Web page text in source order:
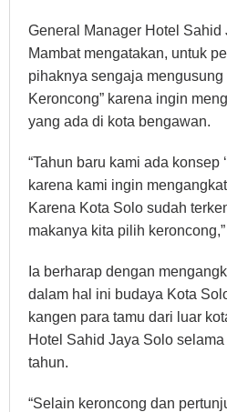
General Manager Hotel
Mambat mengatakan, untuk
pihaknya sengaja mengusung
Keroncong” karena ingin
yang ada di kota bengawan.
“Tahun baru kami ada konsep
karena kami ingin
Karena Kota Solo sudah
makanya kita pilih
Ia berharap dengan
dalam hal ini budaya Kota
kangen para tamu dari luar
Hotel Sahid Jaya Solo
tahun.
“Selain keroncong dan